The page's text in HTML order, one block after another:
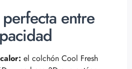
entre
el colchón Cool Fresh